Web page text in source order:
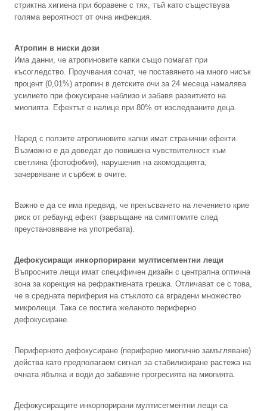
стриктна хигиена при боравене с тях, тъй като съществува
голяма вероятност от очна инфекция.
Атропин в ниски дози
Има данни, че атропиновите капки също помагат при
късогледство. Проучвания сочат, че поставянето на много нисък
процент (0,01%) атропин в детските очи за 24 месеца намалява
усилието при фокусиране наблизо и забавя развитието на
миопията. Ефектът е налице при 80% от изследваните деца.
Наред с ползите атропиновите капки имат странични ефекти.
Възможно е да доведат до повишена чувствителност към
светлина (фотофобия), нарушения на акомодацията,
зачервяване и сърбеж в очите.
Важно е да се има предвид, че прекъсването на лечението крие
риск от ребаунд ефект (завръщане на симптомите след
преустановяване на употребата).
Дефокусиращи инкорпорирани мултисегментни лещи
Въпросните лещи имат специфичен дизайн с централна оптична
зона за корекция на рефрактивната грешка. Отличават се с това,
че в средната периферия на стъклото са вградени множество
микролещи. Така се постига желаното периферно
дефокусиране.
Периферното дефокусиране (периферно миопично замъгляване)
действа като предполагаем сигнал за стабилизиране растежа на
очната ябълка и води до забавяне прогресията на миопията.
Дефокусиращите инкорпорирани мултисегментни лещи са